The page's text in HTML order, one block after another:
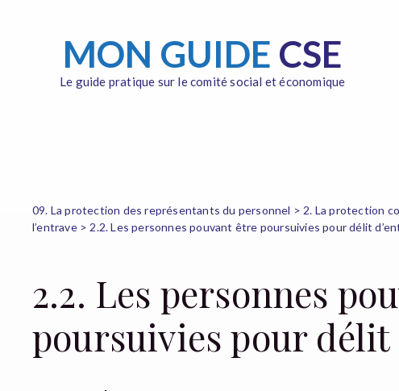
MON GUIDE CSE
Le guide pratique sur le comité social et économique
09. La protection des représentants du personnel > 2. La protection
l’entrave > 2.2. Les personnes pouvant être poursuivies pour délit
2.2. Les personnes
poursuivies pour délit